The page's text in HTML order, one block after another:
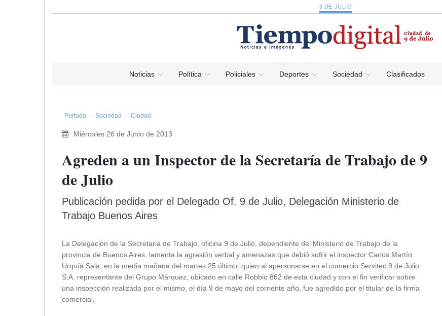
9 DE JULIO
Noticias Política Policiales Deportes Sociedad Clasificados
Portada Sociedad Ciudad
Miércoles 26 de Junio de 2013
Agreden a un Inspector de la Secretaría de Trabajo de 9
de Julio
Publicación pedida por el Delegado Of. 9 de Julio, Delegación Ministerio de
Trabajo Buenos Aires
La Delegación de la Secretaria de Trabajo, oficina 9 de Julio, dependiente del Ministerio de Trabajo de la
provincia de Buenos Aires, lamenta la agresión verbal y amenazas que debió sufrir el inspector Carlos Martín
Urquía Sala, en la media mañana del martes 25 último, quien al apersonarse en el comercio Servitec 9 de Julio
S.A, representante del Grupo Márquez, ubicado en calle Robbio 862 de esta ciudad y con el fin verificar sobre
una inspección realizada por el mismo, el día 9 de mayo del corriente año, fue agredido por el titular de la firma
comercial.